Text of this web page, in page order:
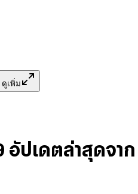
ดูเพิ่ม
อัปเดตล่าสุดจาก